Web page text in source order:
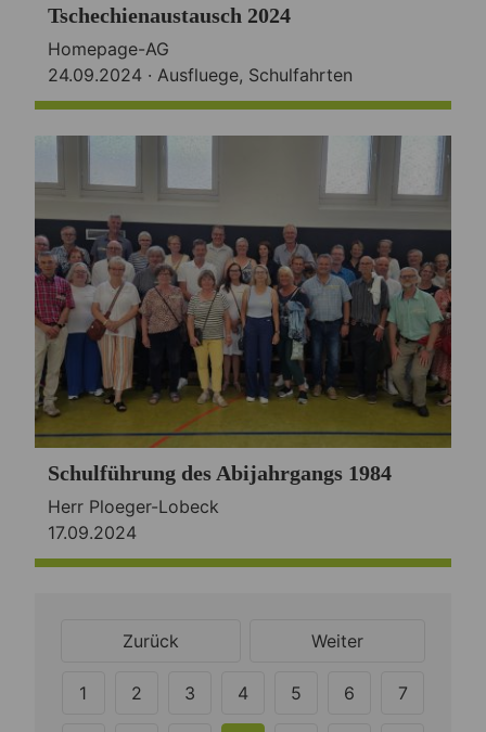
Tschechienaustausch 2024
Homepage-AG
24.09.2024 · Ausfluege, Schulfahrten
Schulführung des Abijahrgangs 1984
Herr Ploeger-Lobeck
17.09.2024
Zurück Weiter
1 2 3 4 5 6 7